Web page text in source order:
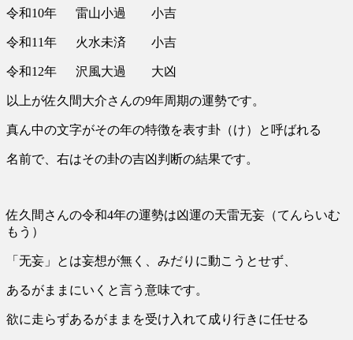
令和10年 雷山小過 小吉
令和11年 火水未済 小吉
令和12年 沢風大過 大凶
以上が佐久間大介さんの9年周期の運勢です。
真ん中の文字がその年の特徴を表す卦（け）と呼ばれる
名前で、右はその卦の吉凶判断の結果です。
佐久間さんの令和4年の運勢は凶運の天雷无妄（てんらいむ
もう）
「无妄」とは妄想が無く、みだりに動こうとせず、
あるがままにいくと言う意味です。
欲に走らずあるがままを受け入れて成り行きに任せる